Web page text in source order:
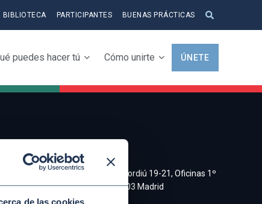
de las cookies
BIBLIOTECA PARTICIPANTES BUENAS PRÁCTICAS
puedes hacer tú Cómo unirte ÚNETE
CONTACTO
C/ Cristobal Bordiú 19-21, Oficinas 1º
Derecha, 28003 Madrid